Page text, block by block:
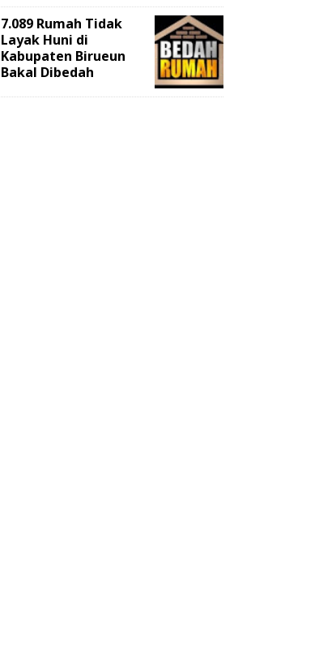
7.089 Rumah Tidak
Layak Huni di
Kabupaten Birueun
Bakal Dibedah